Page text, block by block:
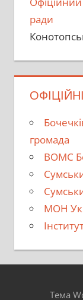
ради
громада
ВОМС
МОН
Тема